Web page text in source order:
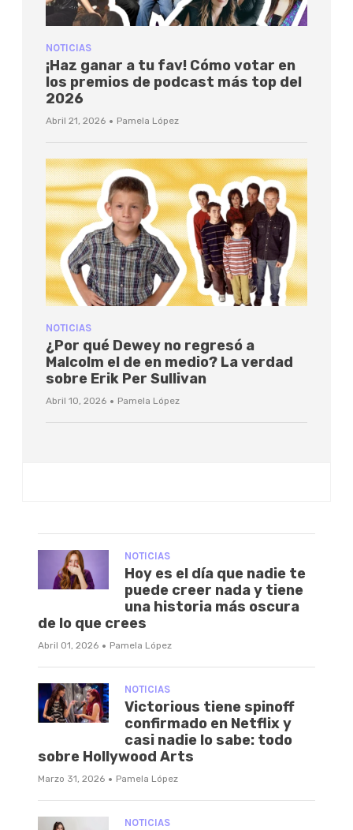
NOTICIAS
¡Haz ganar a tu fav! Cómo votar en
los premios de podcast más top del
2026
Abril 21, 2026 · Pamela López
NOTICIAS
¿Por qué Dewey no regresó a
Malcolm el de en medio? La verdad
sobre Erik Per Sullivan
Abril 10, 2026 · Pamela López
NOTICIAS
Hoy es el día que nadie te
puede creer nada y tiene
una historia más oscura
de lo que crees
Abril 01, 2026 · Pamela López
NOTICIAS
Victorious tiene spinoff
confirmado en Netflix y
casi nadie lo sabe: todo
sobre Hollywood Arts
Marzo 31, 2026 · Pamela López
NOTICIAS